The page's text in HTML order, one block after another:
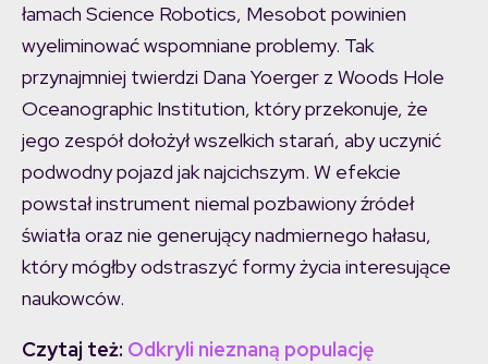
łamach Science Robotics, Mesobot powinien
wyeliminować wspomniane problemy. Tak
przynajmniej twierdzi Dana Yoerger z Woods Hole
Oceanographic Institution, który przekonuje, że
jego zespół dołożył wszelkich starań, aby uczynić
podwodny pojazd jak najcichszym. W efekcie
powstał instrument niemal pozbawiony źródeł
światła oraz nie generujący nadmiernego hałasu,
który mógłby odstraszyć formy życia interesujące
naukowców.
Czytaj też: Odkryli nieznaną populację